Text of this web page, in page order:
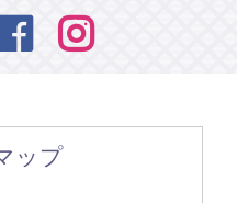
 
ップ